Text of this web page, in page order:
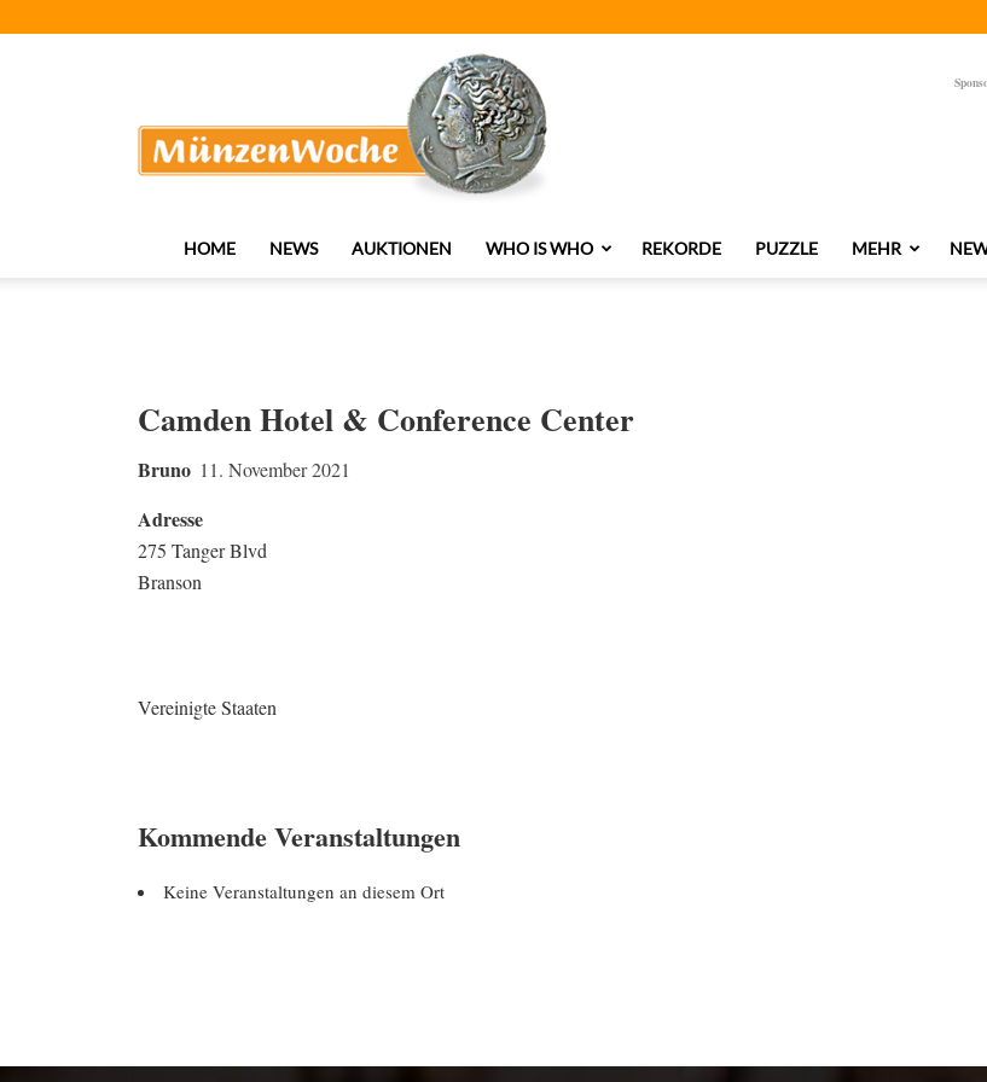
HOME NEWS AUKTIONEN WHO IS WHO REKORDE PUZZLE MEHR
Camden Hotel & Conference Center
Bruno 11. November 2021
Adresse
275 Tanger Blvd
Branson
Vereinigte Staaten
Kommende Veranstaltungen
Keine Veranstaltungen an diesem Ort